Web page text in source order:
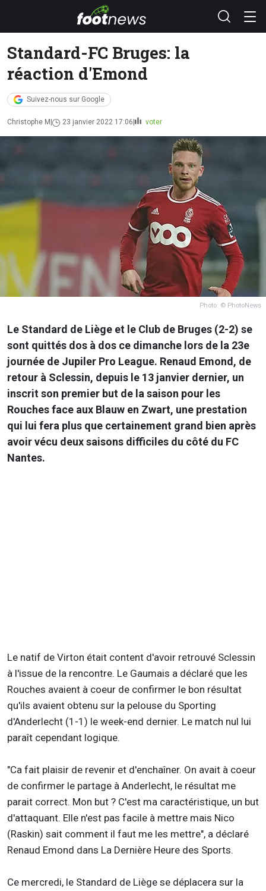
Standard-FC Bruges: la
réaction d'Emond
Suivez-nous sur Google
Christophe M 23 janvier 2022 17:06 voter
Photo: © PhotoNews
Le Standard de Liège et le Club de Bruges (2-2) se
sont quittés dos à dos ce dimanche lors de la 23e
journée de Jupiler Pro League. Renaud Emond, de
retour à Sclessin, depuis le 13 janvier dernier, un
inscrit son premier but de la saison pour les
Rouches face aux Blauw en Zwart, une prestation
qui lui fera plus que certainement grand bien après
avoir vécu deux saisons difficiles du côté du FC
Nantes.
Le natif de Virton était content d'avoir retrouvé Sclessin
à l'issue de la rencontre. Le Gaumais a déclaré que les
Rouches avaient à coeur de confirmer le bon résultat
qu'ils avaient obtenu sur la pelouse du Sporting
d'Anderlecht (1-1) le week-end dernier. Le match nul lui
paraît cependant logique.
"Ca fait plaisir de revenir et d'enchaîner. On avait à coeur
de confirmer le partage à Anderlecht, le résultat me
parait correct. Mon but ? C'est ma caractéristique, un but
d'attaquant. Elle n'est pas facile à mettre mais Nico
(Raskin) sait comment il faut me les mettre", a déclaré
Renaud Emond dans La Dernière Heure des Sports.
Ce mercredi, le Standard de Liège se déplacera sur la